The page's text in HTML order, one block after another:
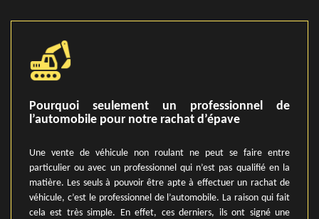
Pourquoi seulement un professionnel de
l’automobile pour notre rachat d’épave
Une vente de véhicule non roulant ne peut se faire entre
particulier ou avec un professionnel qui n’est pas qualifié en la
matière. Les seuls à pouvoir être apte à effectuer un rachat de
véhicule, c’est le professionnel de l’automobile. La raison qui fait
cela est très simple. En effet, ces derniers, ils ont signé une